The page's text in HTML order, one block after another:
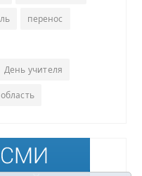
перенос
День учителя